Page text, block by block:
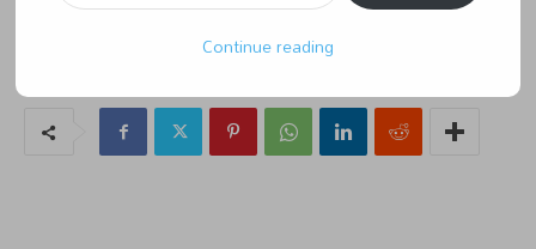
naradanews.in Wednesday, June 12, 2024 9:38 am
Continue reading